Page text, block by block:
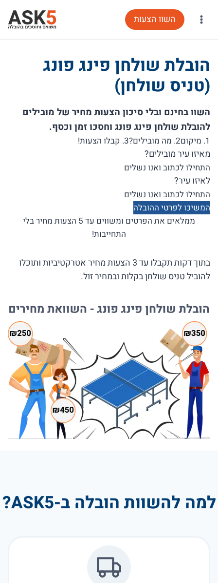
השוו הצעות
הובלת שולחן פינג פונג
(טניס שולחן)
השוו בחינם ובלי סיכון הצעות מחיר של מובילים
להובלת שולחן פינג פונג וחסכו זמן וכסף.
1. מיקום 2. מה מובילים? 3. קבלו הצעות!
מאיזו עיר מובילים?
לאיזו עיר?
המשיכו לפרטי ההובלה
ממלאים את הפרטים ומשווים עד 5 הצעות מחיר בלי
התחייבות!
בתוך דקות תקבלו עד 3 הצעות מחיר אטרקטיביות ותוכלו
להוביל טניס שולחן בקלות ובמחיר זול.
למה להשוות הובלה ב-ASK5?